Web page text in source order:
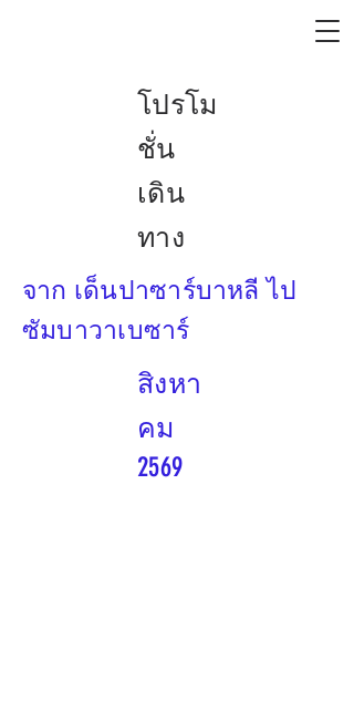
โปรโม
ชั่น
เดิน
ทาง
จาก เด็นปาซาร์บาหลี ไป
ซัมบาวาเบซาร์
สิงหา
คม
2569